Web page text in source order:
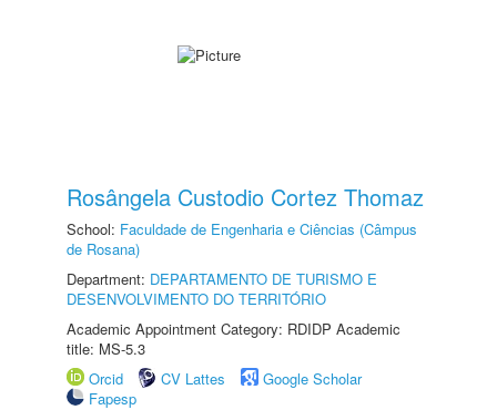
Rosângela Custodio Cortez Thomaz
School: Faculdade de Engenharia e Ciências (Câmpus
de Rosana)
Department: DEPARTAMENTO DE TURISMO E
DESENVOLVIMENTO DO TERRITÓRIO
Academic Appointment Category: RDIDP Academic
title: MS-5.3
Orcid
CV Lattes
Google Scholar
Fapesp